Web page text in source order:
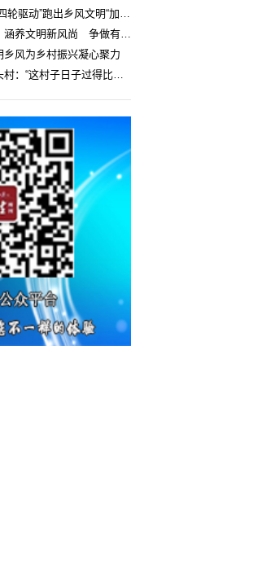
湖北随县洪山镇温泉村：“四轮驱动”跑出乡风文明“加速度”
浙江衢州市常山县白石镇：涵养文明新风尚 争做有礼白石人
风为乡村振兴凝心聚力
浙江宁波市奉化区蒋家池头村：“这村子日子过得比城里还舒心”